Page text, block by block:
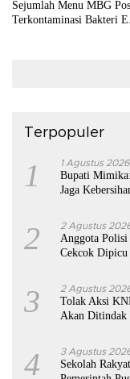
Sejumlah Menu MBG
Terkontaminasi Bakteri
Terpopuler
1 1 Agustus 2026
Bupati
Jaga
2 2 Agustus
Anggota
Cekcok Dipicu
3 2 Agustus
Tolak Aksi
Akan Ditindak
4 3 Agustus
Sekolah